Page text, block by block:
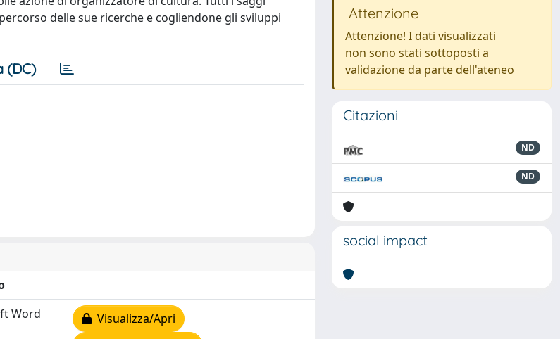
delle sue ricerche e cogliendone gli sviluppi
(DC)
Word
Visualizza/Apri
Attenzione
Attenzione! I dati visualizzati
non sono stati sottoposti a
validazione da parte dell'ateneo
Citazioni
ND
ND
social impact